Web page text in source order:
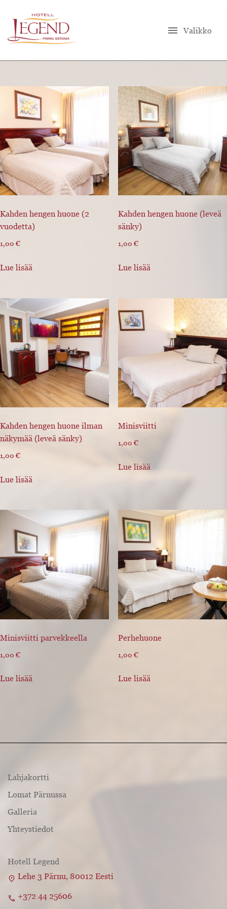
menu Valikko
Kahden hengen huone (2
vuodetta)
1,00 €
Lue lisää
Kahden hengen huone (leveä
sänky)
1,00 €
Lue lisää
Kahden hengen huone ilman
näkymää (leveä sänky)
1,00 €
Lue lisää
Minisviitti
1,00 €
Lue lisää
Minisviitti parvekkeella
1,00 €
Lue lisää
Perhehuone
1,00 €
Lue lisää
Lahjakortti
Lomat Pärnussa
Galleria
Yhteystiedot
Hotell Legend
location_on Lehe 3 Pärnu, 80012 Eesti
call +372 44 25606